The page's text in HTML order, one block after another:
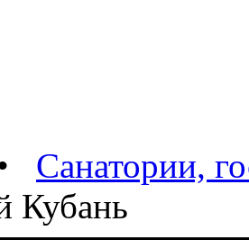
Санатории,
Кубань